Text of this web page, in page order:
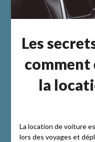
Les
comment
la
La location de voiture
lors des voyages et